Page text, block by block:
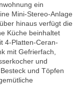
ein
Mini-Stereo-Anlage
hinaus verfügt die
Küche beinhaltet
4-Platten-Ceran-
mit Gefrierfach,
und
und Töpfen